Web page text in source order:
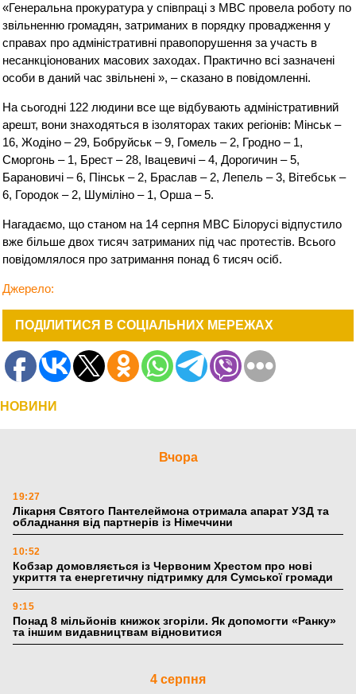
«Генеральна прокуратура у співпраці з МВС провела роботу по
звільненню громадян, затриманих в порядку провадження у
справах про адміністративні правопорушення за участь в
несанкціонованих масових заходах. Практично всі зазначені
особи в даний час звільнені », – сказано в повідомленні.
На сьогодні 122 людини все ще відбувають адміністративний
арешт, вони знаходяться в ізоляторах таких регіонів: Мінськ –
16, Жодіно – 29, Бобруйськ – 9, Гомель – 2, Гродно – 1,
Сморгонь – 1, Брест – 28, Івацевичі – 4, Дорогичин – 5,
Барановичі – 6, Пінськ – 2, Браслав – 2, Лепель – 3, Вітебськ –
6, Городок – 2, Шуміліно – 1, Орша – 5.
Нагадаємо, що станом на 14 серпня МВС Білорусі відпустило
вже більше двох тисяч затриманих під час протестів. Всього
повідомлялося про затримання понад 6 тисяч осіб.
Джерело:
ПОДІЛИТИСЯ В СОЦІАЛЬНИХ МЕРЕЖАХ
НОВИНИ
Вчора
19:27
Лікарня Святого Пантелеймона отримала апарат УЗД та
обладнання від партнерів із Німеччини
10:52
Кобзар домовляється із Червоним Хрестом про нові
укриття та енергетичну підтримку для Сумської громади
9:15
Понад 8 мільйонів книжок згоріли. Як допомогти «Ранку»
та іншим видавництвам відновитися
4 серпня